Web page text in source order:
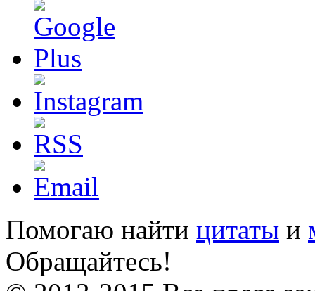
Помогаю найти цитаты и
Обращайтесь!